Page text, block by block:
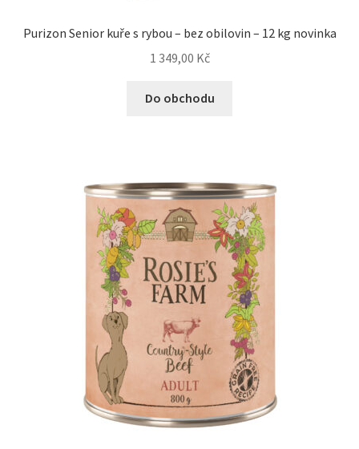
Purizon Senior kuře s rybou – bez obilovin – 12 kg novinka
1 349,00 Kč
Do obchodu